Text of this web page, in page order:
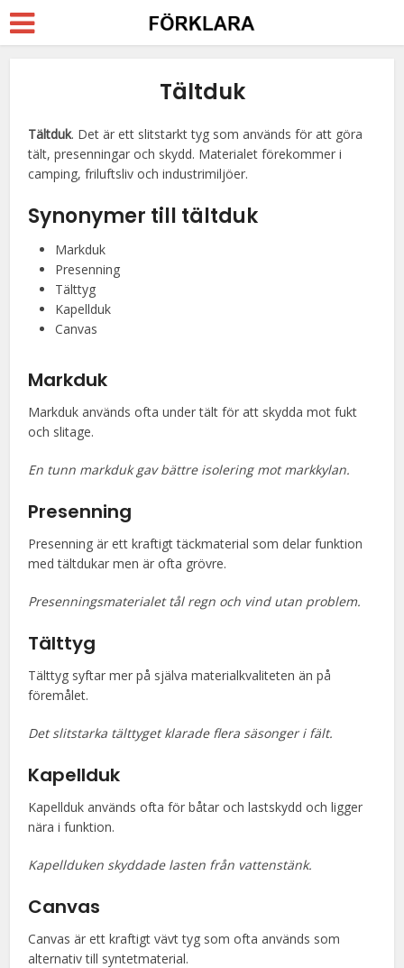
Tältduk
Tältduk. Det är ett slitstarkt tyg som används för att göra
tält, presenningar och skydd. Materialet förekommer i
camping, friluftsliv och industrimiljöer.
Synonymer till tältduk
Markduk
Presenning
Tälttyg
Kapellduk
Canvas
Markduk
Markduk används ofta under tält för att skydda mot fukt
och slitage.
En tunn markduk gav bättre isolering mot markkylan.
Presenning
Presenning är ett kraftigt täckmaterial som delar funktion
med tältdukar men är ofta grövre.
Presenningsmaterialet tål regn och vind utan problem.
Tälttyg
Tälttyg syftar mer på själva materialkvaliteten än på
föremålet.
Det slitstarka tälttyget klarade flera säsonger i fält.
Kapellduk
Kapellduk används ofta för båtar och lastskydd och ligger
nära i funktion.
Kapellduken skyddade lasten från vattenstänk.
Canvas
Canvas är ett kraftigt vävt tyg som ofta används som
alternativ till syntetmaterial.